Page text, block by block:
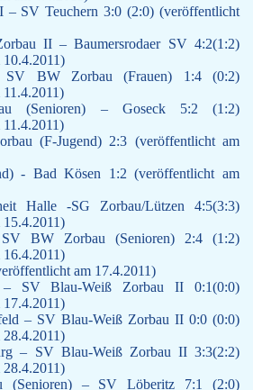
SV Teuchern 3:0 (2:0) (veröffentlicht
II – Baumersrodaer SV 4:2(1:2)
BW Zorbau (Frauen) 1:4 (0:2)
(Senioren) – Goseck 5:2 (1:2)
(F-Jugend) 2:3 (veröffentlicht am
- Bad Kösen 1:2 (veröffentlicht am
Halle -SG Zorbau/Lützen 4:5(3:3)
BW Zorbau (Senioren) 2:4 (1:2)
am 17.4.2011)
– SV Blau-Weiß Zorbau II 0:1(0:0)
– SV Blau-Weiß Zorbau II 0:0 (0:0)
– SV Blau-Weiß Zorbau II 3:3(2:2)
(Senioren) – SV Löberitz 7:1 (2:0)